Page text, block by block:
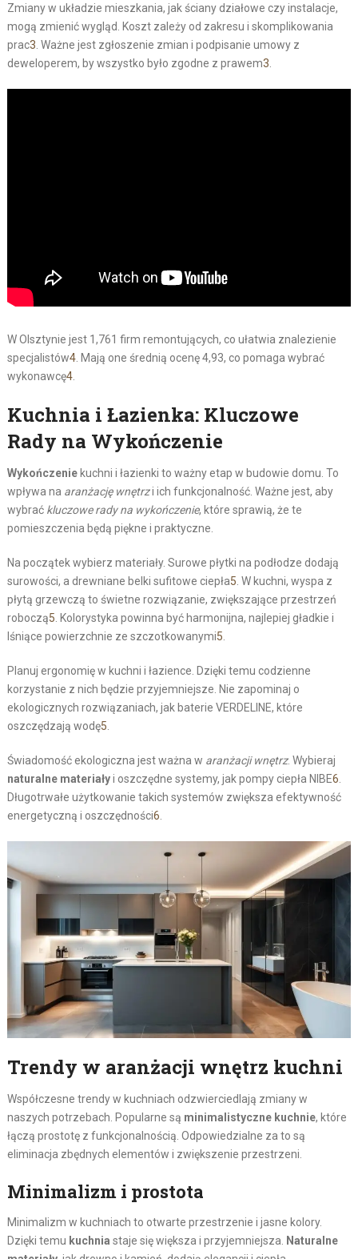
Zmiany w układzie mieszkania, jak ściany działowe czy instalacje,
mogą zmienić wygląd. Koszt zależy od zakresu i skomplikowania
prac3 . Ważne jest zgłoszenie zmian i podpisanie umowy z
deweloperem, by wszystko było zgodne z prawem3
W Olsztynie jest 1,761 firm remontujących, co ułatwia znalezienie
specjalistów4. Mają one średnią ocenę 4,93, co pomaga wybrać
wykonawcę4.
Kuchnia i Łazienka: Kluczowe
Rady na Wykończenie
Wykończeniekuchni i łazienki to ważny etap w budowie domu. To
wpływa na aranżację wnętrzi ich funkcjonalność. Ważne jest, aby
wybrać kluczowe rady na wykończenie, które sprawią, że te
pomieszczenia będą piękne i praktyczne.
Na początek wybierz materiały. Surowe płytki na podłodze dodają
surowości, a drewniane belki sufitowe ciepła5 . W kuchni, wyspa z
płytą grzewczą to świetne rozwiązanie, zwiększające przestrzeń
roboczą5 . Kolorystyka powinna być harmonijna, najlepiej gładkie i
lśniące powierzchnie ze szczotkowanymi5
Planuj ergonomię w kuchni i łazience. Dzięki temu codzienne
korzystanie z nich będzie przyjemniejsze. Nie zapominaj o
ekologicznych rozwiązaniach, jak baterie VERDELINE, które
oszczędzają wodę5
Świadomość ekologiczna jest ważna w aranżacji wnętrz. Wybieraj
naturalne materiałyi oszczędne systemy, jak pompy ciepła NIBE6
Długotrwałe użytkowanie takich systemów zwiększa efektywność
energetyczną i oszczędności6
Trendy w aranżacji wnętrz kuchni
Współczesne trendy w kuchniach odzwierciedlają zmiany w
naszych potrzebach. Popularne są minimalistyczne kuchnie, które
łączą prostotę z funkcjonalnością. Odpowiedzialne za to są
eliminacja zbędnych elementów i zwiększenie przestrzeni.
Minimalizm i prostota
Minimalizm w kuchniach to otwarte przestrzenie i jasne kolory.
Dzięki temu kuchnia staje się większa i przyjemniejsza.
Naturalne